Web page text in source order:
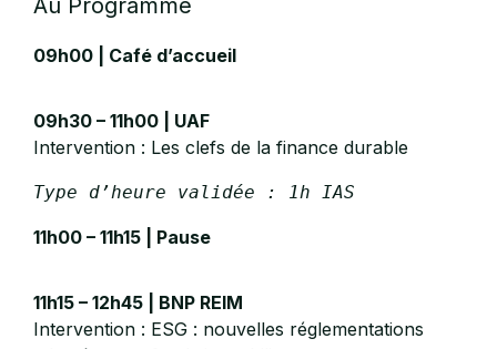
Au Programme
09h00 | Café d’accueil
09h30 – 11h00 | UAF
Intervention : Les clefs de la finance durable
Type d’heure validée : 1h IAS
11h00 – 11h15 | Pause
11h15 – 12h45 | BNP REIM
Intervention : ESG : nouvelles réglementations